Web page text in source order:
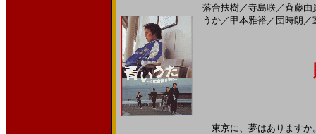
落合扶樹／寺島咲／斉藤由
うか／甲本雅裕／ 団時朗 ／
東京に、夢はありますか